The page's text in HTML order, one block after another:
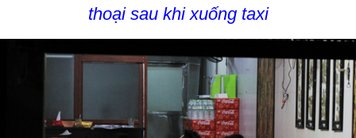
thoại sau khi xuống taxi